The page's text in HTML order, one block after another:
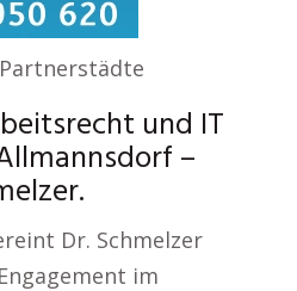
und IT
–
Dr. Schmelzer
im